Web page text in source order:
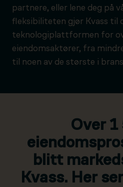
partnere, eller lene deg på
fleksibiliteten gjør Kvass til
teknologiplattformen for
eiendomsaktører, fra
til noen av de største i
Over
blitt
Kvass. Her